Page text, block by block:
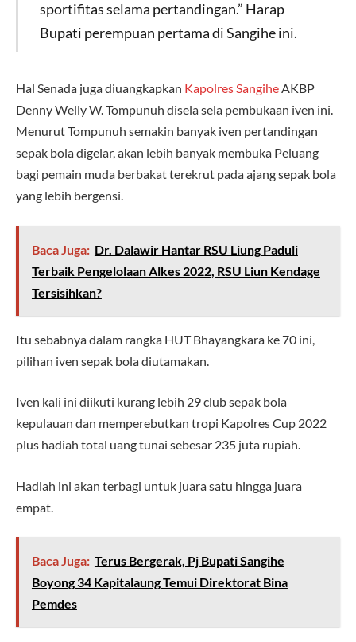
sportifitas selama pertandingan.” Harap
Bupati perempuan pertama di Sangihe ini.
Hal Senada juga diuangkapkan Kapolres SangiheAKBP
Denny Welly W. Tompunuh disela sela pembukaan iven ini.
Menurut Tompunuh semakin banyak iven pertandingan
sepak bola digelar, akan lebih banyak membuka Peluang
bagi pemain muda berbakat terekrut pada ajang sepak bola
yang lebih bergensi.
Baca Juga: Dr. Dalawir Hantar RSU Liung Paduli
Terbaik Pengelolaan Alkes 2022, RSU Liun Kendage
Tersisihkan?
Itu sebabnya dalam rangka HUT Bhayangkara ke 70 ini,
pilihan iven sepak bola diutamakan.
Iven kali ini diikuti kurang lebih 29 club sepak bola
kepulauan dan memperebutkan tropi Kapolres Cup 2022
plus hadiah total uang tunai sebesar 235 juta rupiah.
Hadiah ini akan terbagi untuk juara satu hingga juara
empat.
Baca Juga: Terus Bergerak, Pj Bupati Sangihe
Boyong 34 Kapitalaung Temui Direktorat Bina
Pemdes